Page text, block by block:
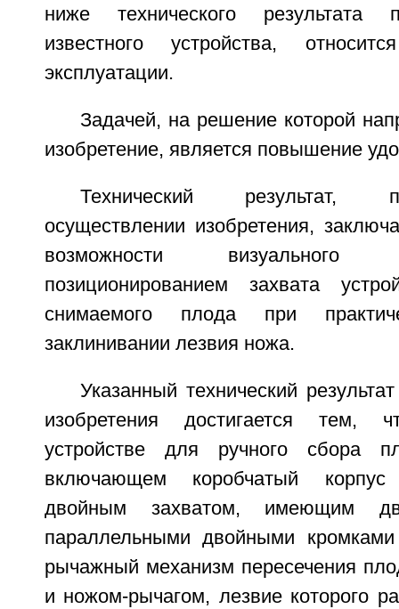
ниже технического результата
известного устройства,
эксплуатации.
Задачей, на решение которой
изобретение, является повышение
Технический результат,
осуществлении изобретения,
возможности
позиционированием захвата
снимаемого плода при
заклинивании лезвия ножа.
Указанный технический
изобретения достигается тем,
устройстве для ручного сбора
включающем коробчатый
двойным захватом, имеющим
параллельными двойными
рычажный механизм пересечения
и ножом-рычагом, лезвие которого